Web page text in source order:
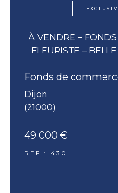
À VENDRE –
FLEURISTE –
Fonds de
Dijon
(21000)
49 000 €
REF : 430